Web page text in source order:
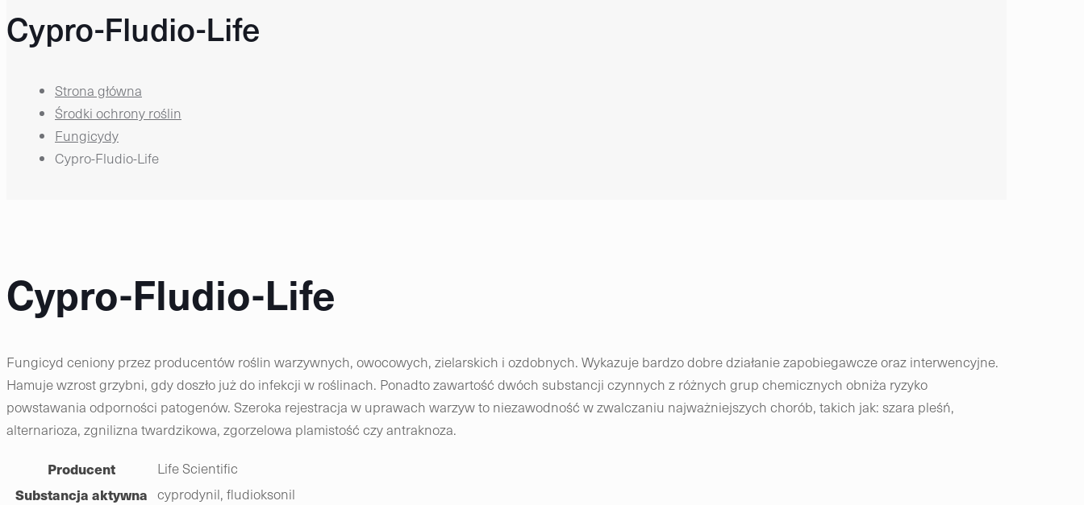
Cypro-Fludio-Life
Strona główna
Środki ochrony roślin
Fungicydy
Cypro-Fludio-Life
Cypro-Fludio-Life
Fungicyd ceniony przez producentów roślin warzywnych, owocowych, zielarskich i ozdobnych. Wykazuje bardzo dobre działanie zapobiegawcze oraz interwencyjne.
Hamuje wzrost grzybni, gdy doszło już do infekcji w roślinach. Ponadto zawartość dwóch substancji czynnych z różnych grup chemicznych obniża ryzyko
powstawania odporności patogenów. Szeroka rejestracja w uprawach warzyw to niezawodność w zwalczaniu najważniejszych chorób, takich jak: szara pleśń,
alternarioza, zgnilizna twardzikowa, zgorzelowa plamistość czy antraknoza.
Producent Life Scientific
Substancja aktywna cyprodynil, fludioksonil